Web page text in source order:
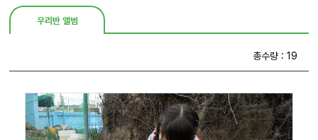
우리반 앨범
총수량 : 19